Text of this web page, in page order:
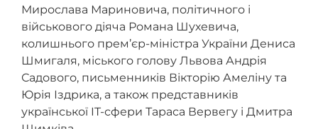
Мирослава Мариновича, політичного і
військового діяча Романа Шухевича,
колишнього прем’єр-міністра України Дениса
Шмигаля, міського голову Львова Андрія
Садового, письменників Вікторію Амеліну та
Юрія Іздрика, а також представників
української IT-сфери Тараса Вервегу і Дмитра